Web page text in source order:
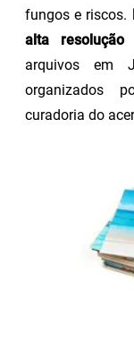
fungos e riscos.
alta
arquivos em
organizados
curadoria do